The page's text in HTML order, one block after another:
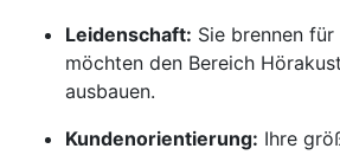
Leidenschaft: Sie brennen
möchten den Bereich
ausbauen.
Kundenorientierung: Ihre